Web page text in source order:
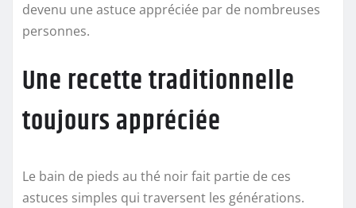
devenu une astuce appréciée par de nombreuses
personnes.
Une recette traditionnelle
toujours appréciée
Le bain de pieds au thé noir fait partie de ces
astuces simples qui traversent les générations.